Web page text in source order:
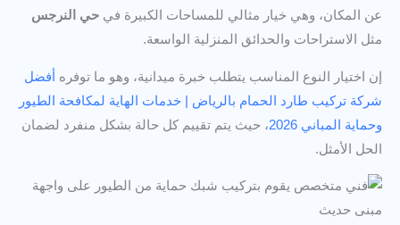
عن المكان، وهي خيار مثالي للمساحات الكبيرة في حي النرجس
مثل الاستراحات والحدائق المنزلية الواسعة.
إن اختيار النوع المناسب يتطلب خبرة ميدانية، وهو ما توفره
أفضل
شركة تركيب طارد الحمام بالرياض | خدمات الهاية لمكافحة الطيور
وحماية المباني 2026
، حيث يتم تقييم كل حالة بشكل منفرد لضمان
الحل الأمثل.